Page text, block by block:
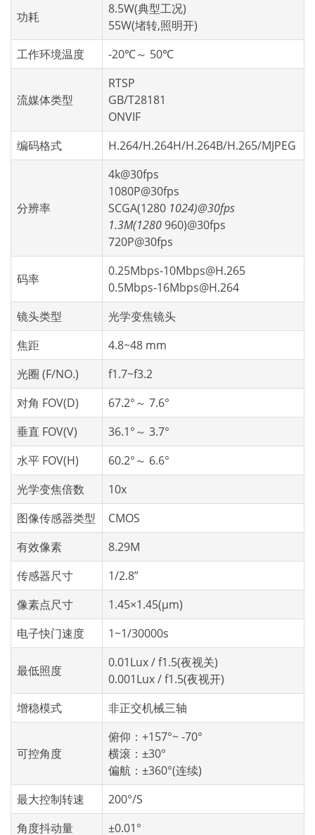
功耗
8.5W(典型工况)
55W(堵转,照明开)
工作环境温度
-20℃～ 50℃
流媒体类型
RTSP
GB/T28181
ONVIF
编码格式
H.264/H.264H/H.264B/H.265/MJPEG
分辨率
4k@30fps
1080P@30fps
SCGA(1280 1024)@30fps
1.3M(1280 960)@30fps
720P@30fps
码率
0.25Mbps-10Mbps@H.265
0.5Mbps-16Mbps@H.264
镜头类型
光学变焦镜头
焦距
4.8~48 mm
光圈 (F/NO.)
f1.7~f3.2
对角 FOV(D)
67.2°～ 7.6°
垂直 FOV(V)
36.1°～ 3.7°
水平 FOV(H)
60.2°～ 6.6°
光学变焦倍数
10x
图像传感器类型
CMOS
有效像素
8.29M
传感器尺寸
1/2.8”
像素点尺寸
1.45×1.45(μm)
电子快门速度
1~1/30000s
最低照度
0.01Lux / f1.5(夜视关)
0.001Lux / f1.5(夜视开)
增稳模式
非正交机械三轴
可控角度
俯仰：+157°~ -70°
横滚：±30°
偏航：±360°(连续)
最大控制转速
200°/S
角度抖动量
±0.01°